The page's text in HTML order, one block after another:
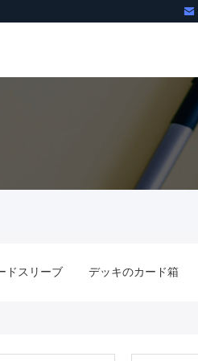
ドスリーブ デッキのカード箱